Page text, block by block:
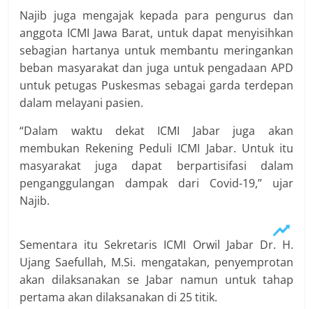
Najib juga mengajak kepada para pengurus dan
anggota ICMI Jawa Barat, untuk dapat menyisihkan
sebagian hartanya untuk membantu meringankan
beban masyarakat dan juga untuk pengadaan APD
untuk petugas Puskesmas sebagai garda terdepan
dalam melayani pasien.
“Dalam waktu dekat ICMI Jabar juga akan
membukan Rekening Peduli ICMI Jabar. Untuk itu
masyarakat juga dapat berpartisifasi dalam
penganggulangan dampak dari Covid-19,” ujar
Najib.
Sementara itu Sekretaris ICMI Orwil Jabar Dr. H.
Ujang Saefullah, M.Si. mengatakan, penyemprotan
akan dilaksanakan se Jabar namun untuk tahap
pertama akan dilaksanakan di 25 titik.